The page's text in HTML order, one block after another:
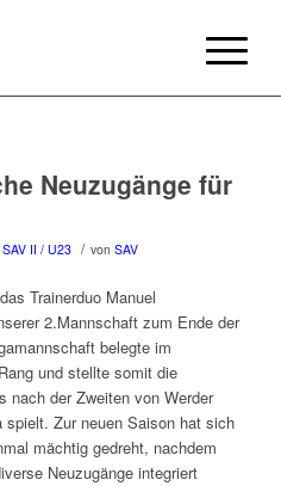
Neuzugänge für
SAV II / U23 / von SAV
Trainerduo Manuel
2.Mannschaft zum Ende der
belegte im
und stellte somit die
nach der Zweiten von Werder
spielt. Zur neuen Saison hat sich
mächtig gedreht, nachdem
Neuzugänge integriert